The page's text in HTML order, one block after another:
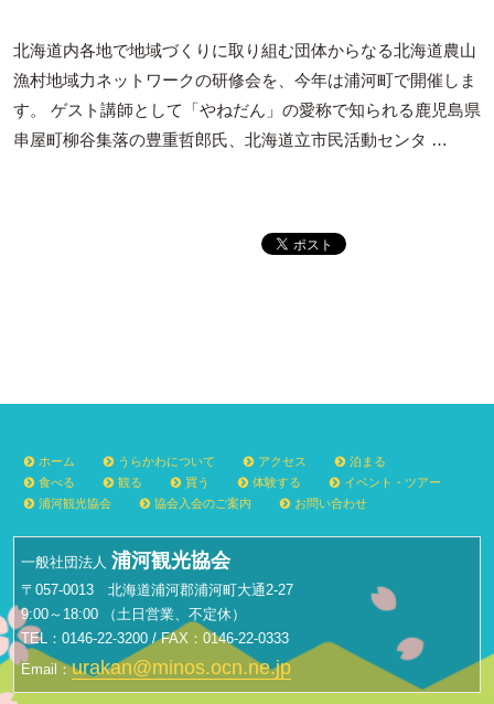
北海道内各地で地域づくりに取り組む団体からなる北海道農山
漁村地域力ネットワークの研修会を、今年は浦河町で開催しま
す。 ゲスト講師として「やねだん」の愛称で知られる鹿児島県
串屋町柳谷集落の豊重哲郎氏、北海道立市民活動センタ …
ホーム うらかわについて アクセス
泊まる
食べる
観る 買う 体験する
イベント・ツアー
浦河観光協会
協会入会のご案内 お問い合わせ
一般社団法人 浦河観光協会
〒057-0013 北海道浦河郡浦河町大通2-27
9:00～18:00 （土日営業、不定休）
TEL：0146-22-3200 / FAX：0146-22-0333
Email：urakan@minos.ocn.ne.jp